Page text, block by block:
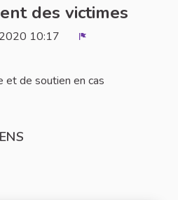
des victimes
10:17
et de soutien en cas